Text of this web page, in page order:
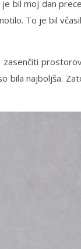
bil moj dan
To je bil
bila najboljša.